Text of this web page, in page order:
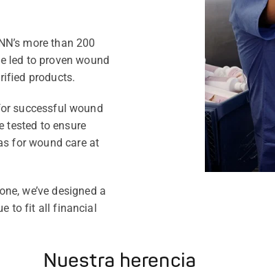
more than 200
led to proven wound
products.
successful wound
tested to ensure
for wound care at
we’ve designed a
to fit all financial
Nuestra herencia